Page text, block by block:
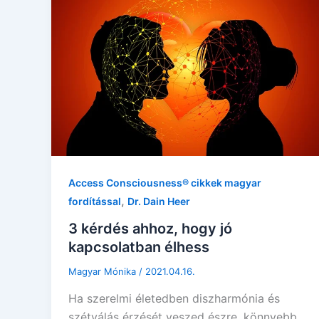
Access Consciousness® cikkek magyar
fordítással, Dr. Dain Heer
3 kérdés ahhoz, hogy jó
kapcsolatban élhess
Magyar Mónika / 2021.04.16.
Ha szerelmi életedben diszharmónia és